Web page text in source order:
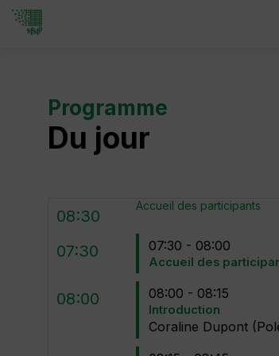
Programme
Du jour
08:30
Accueil des participants
07:30 07:30 - 08:00
Accueil des
08:00 08:00 - 08:15
Introduction
Coraline Dupont (